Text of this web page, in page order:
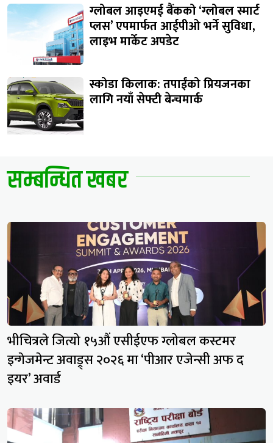
ग्लोबल आइएमई बैंकको ‘ग्लोबल स्मार्ट
प्लस’ एपमार्फत आईपीओ भर्ने सुविधा,
लाइभ मार्केट अपडेट
स्कोडा किलाक: तपाईंको प्रियजनका
लागि नयाँ सेफ्टी बेन्चमार्क
सम्बन्धित खबर
भीचित्रले जित्यो १५औं एसीईएफ ग्लोबल कस्टमर
इन्गेजमेन्ट अवाड्र्स २०२६ मा ‘पीआर एजेन्सी अफ द
इयर’ अवार्ड